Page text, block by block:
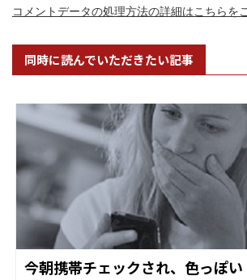
コメントデータの処理方法の詳細はこちらを
同時に読んでいただきたい記事
今朝携帯チェックされ、色っぽ